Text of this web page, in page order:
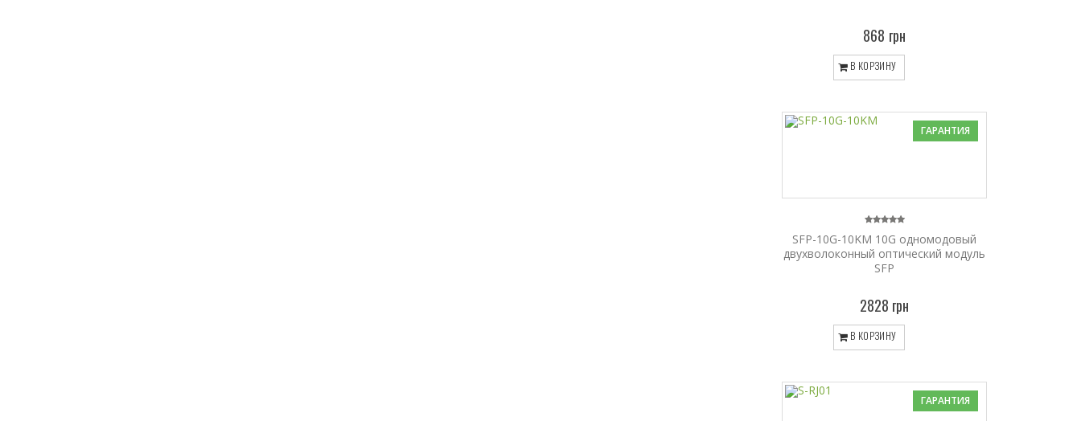
868 грн
В КОРЗИНУ
ГАРАНТИЯ
SFP-10G-10KM 10G одномодовый
двухволоконный оптический модуль
SFP
2828 грн
В КОРЗИНУ
ГАРАНТИЯ